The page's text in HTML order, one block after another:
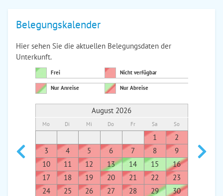
Belegungskalender
Hier sehen Sie die aktuellen Belegungsdaten der
Unterkunft.
Frei Nicht verfügbar
Nur Anreise Nur Abreise
August 2026
Mo Di Mi Do Fr Sa So
1
2
3
4 5 6 7 8
9
10
11 12 13 14 15
16
17
18 19 20 21 22
23
24
25 26 27 28 29
30
7